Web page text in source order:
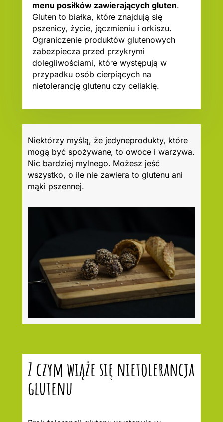
menu posiłków zawierających gluten.
Gluten to białka, które znajdują się
pszenicy, życie, jęczmieniu i orkiszu.
Ograniczenie produktów glutenowych
zabezpiecza przed przykrymi
dolegliwościami, które występują w
przypadku osób cierpiących na
nietolerancję glutenu czy celiakię.
Niektórzy myślą, że jedyneprodukty, które
mogą być spożywane, to owoce i warzywa.
Nic bardziej mylnego. Możesz jeść
wszystko, o ile nie zawiera to glutenu ani
mąki pszennej.
Z czym wiąże się nietolerancja
glutenu